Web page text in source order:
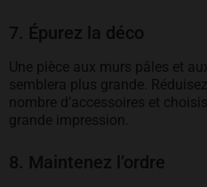
7. Épurez la déco
Une pièce aux murs pâles et
semblera plus grande.
nombre d’accessoires et
grande impression.
8. Maintenez l’ordre